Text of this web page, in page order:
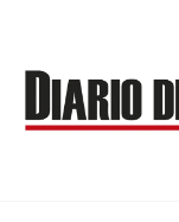
contenido